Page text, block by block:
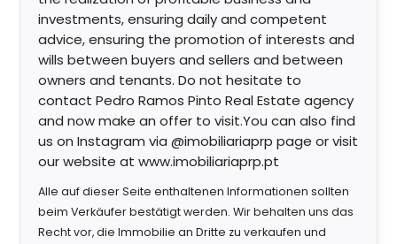
investments, ensuring daily and competent
advice, ensuring the promotion of interests and
wills between buyers and sellers and between
owners and tenants. Do not hesitate to
contact Pedro Ramos Pinto Real Estate agency
and now make an offer to visit.You can also find
us on Instagram via @imobiliariaprp page or visit
our website at www.imobiliariaprp.pt
Alle auf dieser Seite enthaltenen Informationen sollten
beim Verkäufer bestätigt werden. Wir behalten uns das
Recht vor, die Immobilie an Dritte zu verkaufen und